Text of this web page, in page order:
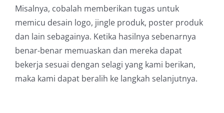
Misalnya, cobalah memberikan tugas untuk
memicu desain logo, jingle produk, poster produk
dan lain sebagainya. Ketika hasilnya sebenarnya
benar-benar memuaskan dan mereka dapat
bekerja sesuai dengan selagi yang kami berikan,
maka kami dapat beralih ke langkah selanjutnya.